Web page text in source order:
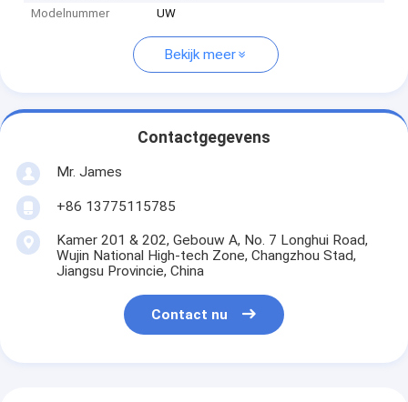
Modelnummer
UW
Bekijk meer
Contactgegevens
Mr. James
+86 13775115785
Kamer 201 & 202, Gebouw A, No. 7 Longhui Road,
Wujin National High-tech Zone, Changzhou Stad,
Jiangsu Provincie, China
Contact nu